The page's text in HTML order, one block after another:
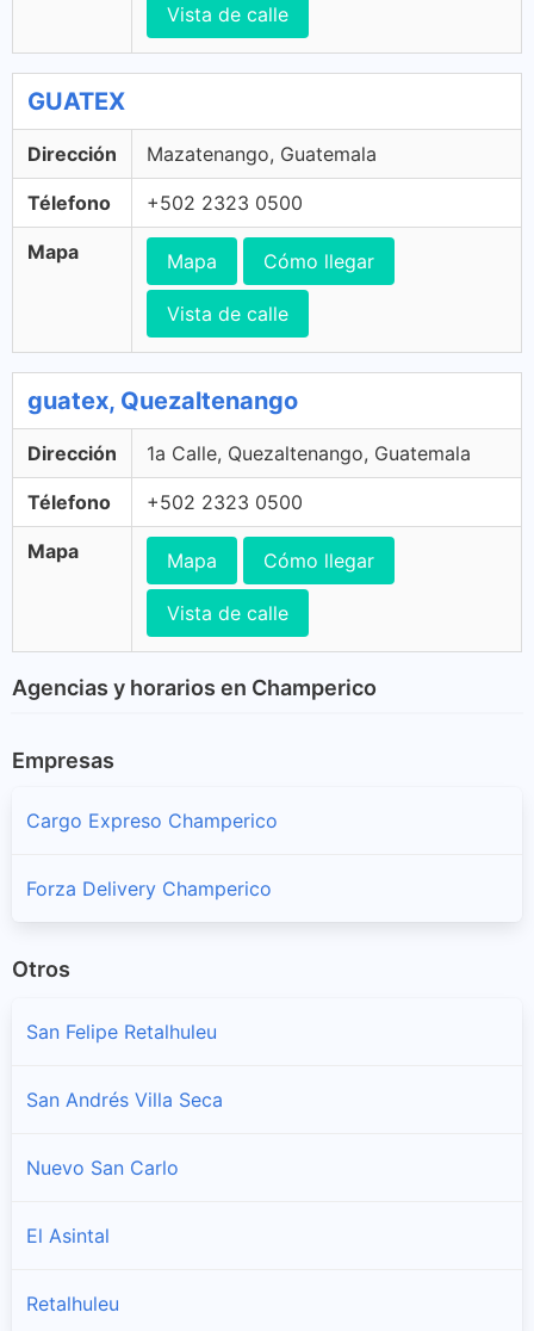
Vista de calle
GUATEX
Dirección Mazatenango, Guatemala
Télefono +502 2323 0500
Mapa Mapa Cómo llegar
Vista de calle
guatex, Quezaltenango
Dirección 1a Calle, Quezaltenango, Guatemala
Télefono +502 2323 0500
Mapa Mapa Cómo llegar
Vista de calle
Agencias y horarios en Champerico
Empresas
Cargo Expreso Champerico
Forza Delivery Champerico
Otros
San Felipe Retalhuleu
San Andrés Villa Seca
Nuevo San Carlo
El Asintal
Retalhuleu